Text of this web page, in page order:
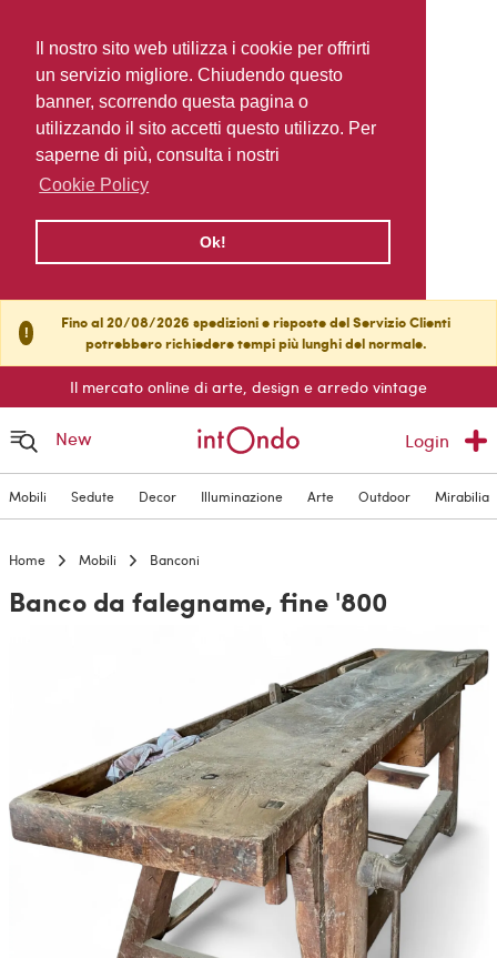
Il nostro sito web utilizza i cookie per offrirti
un servizio migliore. Chiudendo questo
banner, scorrendo questa pagina o
utilizzando il sito accetti questo utilizzo. Per
saperne di più, consulta i nostri
Cookie Policy
Ok!
!
Fino al 20/08/2026 spedizioni e risposte del Servizio Clienti
potrebbero richiedere tempi più lunghi del normale.
Il mercato online di arte, design e arredo vintage
New Login
Mobili Sedute Decor Illuminazione Arte Outdoor Mirabilia
Home Mobili Banconi
Banco da falegname, fine '800